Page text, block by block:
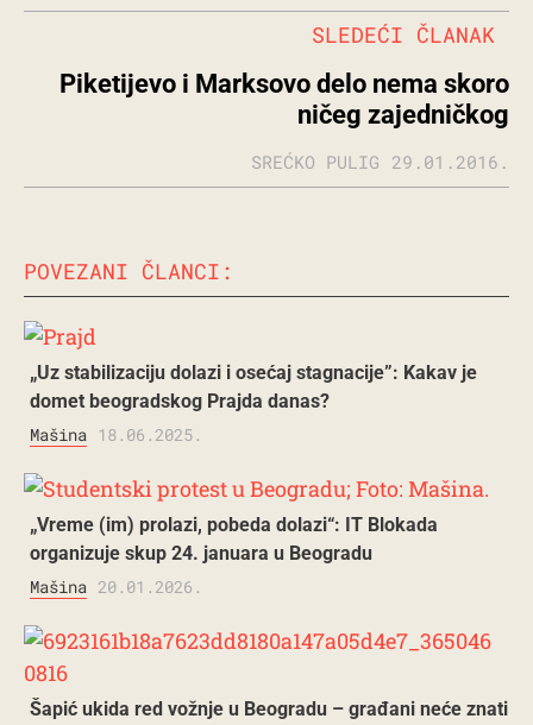
Piketijevo i Marksovo delo nema skoro
ničeg zajedničkog
SLEDEĆI ČLANAK
SREĆKO PULIG 29.01.2016.
POVEZANI ČLANCI:
„Uz stabilizaciju dolazi i osećaj stagnacije”: Kakav je
domet beogradskog Prajda danas?
Mašina 18.06.2025.
„Vreme (im) prolazi, pobeda dolazi“: IT Blokada
organizuje skup 24. januara u Beogradu
Mašina 20.01.2026.
Šapić ukida red vožnje u Beogradu – građani neće znati